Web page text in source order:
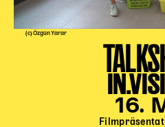
(c) Özgün Yarar
16.